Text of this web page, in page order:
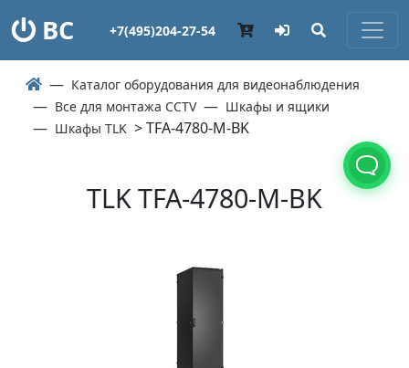
ВС +7(495)204-27-54
Каталог оборудования для видеонаблюдения
Все для монтажа CCTV
Шкафы и ящики
Шкафы TLK > TFA-4780-M-BK
TLK TFA-4780-M-BK